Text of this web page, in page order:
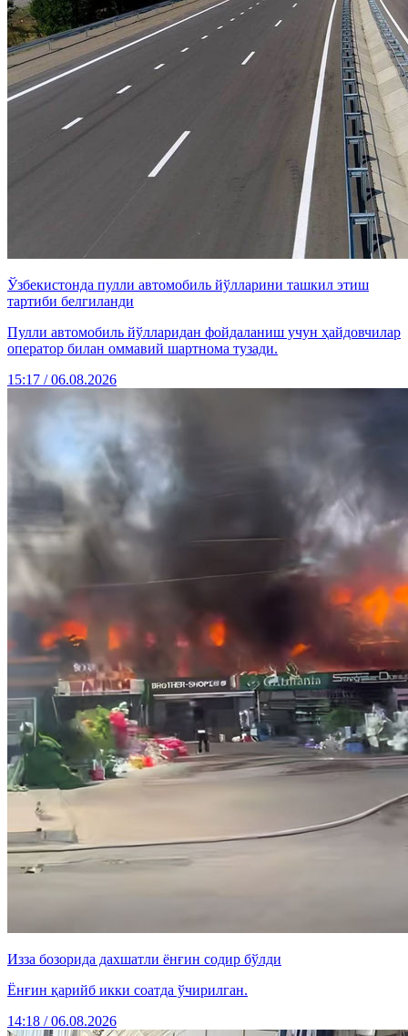
Ўзбекистонда пулли автомобиль йўлларини ташкил этиш
тартиби белгиланди
Пулли автомобиль йўлларидан фойдаланиш учун ҳайдовчилар
оператор билан оммавий шартнома тузади.
15:17 / 06.08.2026
Изза бозорида дахшатли ёнғин содир бўлди
Ёнғин қарийб икки соатда ўчирилган.
14:18 / 06.08.2026